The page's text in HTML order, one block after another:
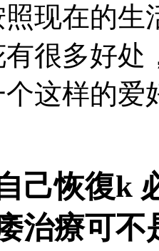
现在的生
很多好
这样的
己恢復k
治療可